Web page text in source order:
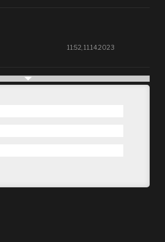
11:52, 11.14.2023